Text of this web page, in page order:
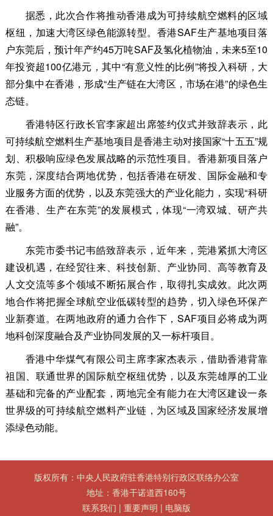
据悉，此次合作将推动香港成为可持续航空燃料的区域
枢纽，加速大湾区绿色能源转型。香港SAF生产基地项目落
户东莞后，预计年产约45万吨SAF及氢化植物油，未来5至10
年投资超100亿港元，其中“有意义性的比例”将投入科研，大
部分集中在香港，形成“生产链在大湾区，市场在港”的绿色生
态链。
香港特区行政长官李家超出席签约仪式并致辞表示，此
可持续航空燃料生产基地项目是香港主动对接国家“十五五”规
划、积极响应绿色发展战略的示范性项目。香港新项目落户
东莞，深度结合两地优势，包括香港在研发、国际金融和专
业服务方面的优势，以及东莞强大的产业化能力，实现“科研
在香港、生产在东莞”的发展模式，体现“一湾双城、研产共
融”。
东莞市委书记韦皓致辞表示，近年来，莞港紧抓大湾区
建设机遇，在经贸往来、科技创新、产业协同、高等教育及
人文交流等多个领域不断拓展合作，取得扎实成效。此次两
地合作将把握全球航空业低碳转型的趋势，切入绿色环保产
业新赛道。在两地政府的通力合作下，SAF项目必将成为两
地科创深度融合及产业协同发展的又一标杆项目。
香港中华煤气有限公司主席李家杰表示，借助香港背靠
祖国、联通世界的国际航空枢纽优势，以及东莞雄厚的工业
基础和完备的产业配套，两地完全有能力在大湾区建设一条
世界级的可持续航空燃料产业链，为区域及国家经济发展增
添绿色动能。
版权所有：中央人民政府驻香港特别行政区联络办公室
地址：香港干诺道西160号
联系我们 | 重要声明 | 电脑版